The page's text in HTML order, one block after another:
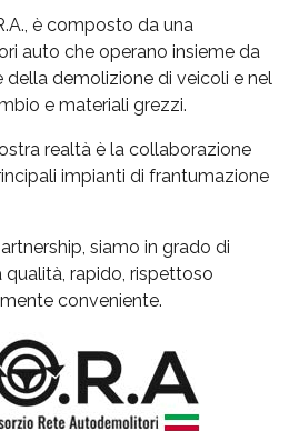
è composto da una
auto che operano insieme da
della demolizione di veicoli e nel
e materiali grezzi.
realtà è la collaborazione
impianti di frantumazione
siamo in grado di
rapido, rispettoso
conveniente.